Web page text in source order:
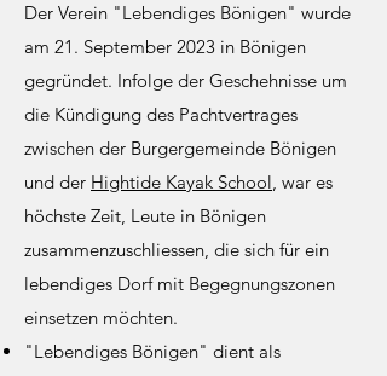
Der Verein "Lebendiges Bönigen" wurde
am 21. September 2023 in Bönigen
gegründet. Infolge der Geschehnisse um
die Kündigung des Pachtvertrages
zwischen der Burgergemeinde Bönigen
und der Hightide Kayak School, war es
höchste Zeit, Leute in Bönigen
zusammenzuschliessen, die sich für ein
lebendiges Dorf mit Begegnungszonen
einsetzen möchten.
"Lebendiges Bönigen" dient als